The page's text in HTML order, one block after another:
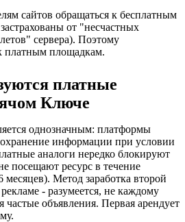
сайтов обращаться к бесплатным
от "несчастных
сервера). Поэтому
платным площадкам.
платные
Ключе
однозначным: платформы
информации при условии
аналоги нередко блокируют
посещают ресурс в течение
месяцев). Метод заработка второй
- разумеется, не каждому
частые объявления. Первая арендует